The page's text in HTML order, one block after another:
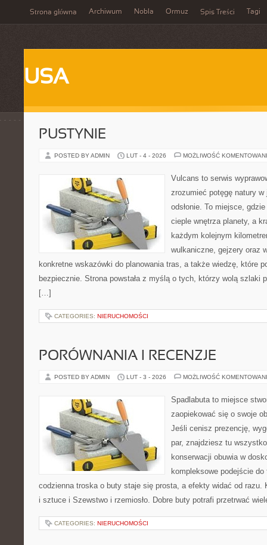
Strona główna Archiwum Nobla Ormuz Spis Treści Tagi
USA
PUSTYNIE
POSTED BY ADMIN LUT - 4 - 2026 MOŻLIWOŚĆ
Vulcans to serwis
zrozumieć potęgę natury w
odsłonie. To miejsce,
cieple wnętrza planety, a
każdym kolejnym
wulkaniczne, gejzery oraz
konkretne wskazówki do planowania tras, a także wiedzę, które
bezpiecznie. Strona powstała z myślą o tych, którzy wolą szlaki
[…]
CATEGORIES: NIERUCHOMOŚCI
PORÓWNANIA I RECENZJE
POSTED BY ADMIN LUT - 3 - 2026 MOŻLIWOŚĆ
Spadlabuta to miejsce
zaopiekować się o swoje
Jeśli cenisz prezencję,
par, znajdziesz tu
konserwacji obuwia w
kompleksowe podejście
codzienna troska o buty staje się prosta, a efekty widać od razu.
i sztuce i Szewstwo i rzemiosło. Dobre buty potrafi przetrwać
CATEGORIES: NIERUCHOMOŚCI